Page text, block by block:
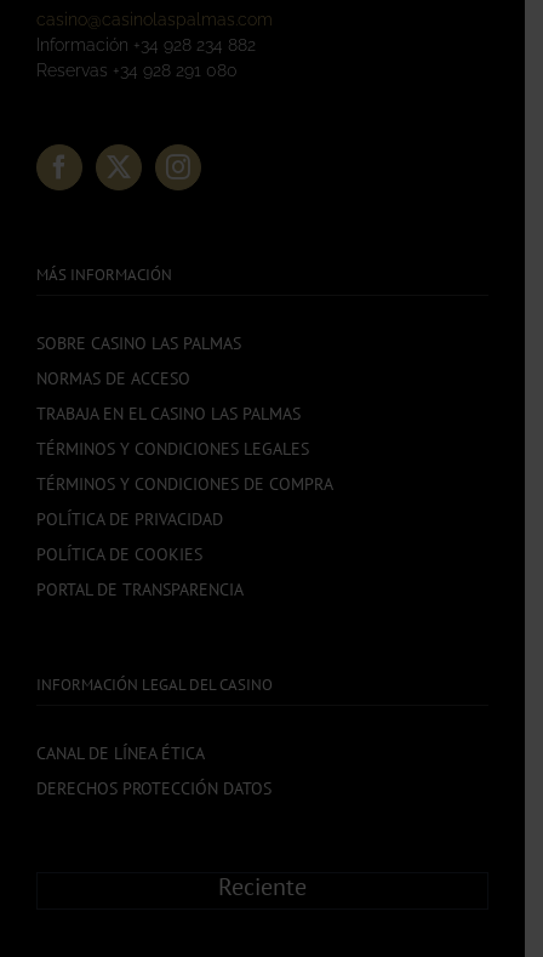
casino@casinolaspalmas.com
Información +34 928 234 882
Reservas +34 928 291 080
MÁS INFORMACIÓN
SOBRE CASINO LAS PALMAS
NORMAS DE ACCESO
TRABAJA EN EL CASINO LAS PALMAS
TÉRMINOS Y CONDICIONES LEGALES
TÉRMINOS Y CONDICIONES DE COMPRA
POLÍTICA DE PRIVACIDAD
POLÍTICA DE COOKIES
PORTAL DE TRANSPARENCIA
INFORMACIÓN LEGAL DEL CASINO
CANAL DE LÍNEA ÉTICA
DERECHOS PROTECCIÓN DATOS
Reciente